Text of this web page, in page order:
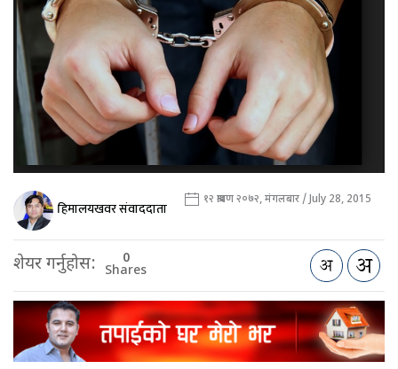
हिमालयखवर संवाददाता १२ श्रावण २०७२, मंगलबार / July 28, 2015
शेयर गर्नुहोस: 0
Shares